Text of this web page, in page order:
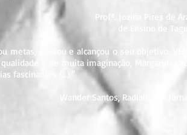
Profª. Jozina Pires de
de Ensino de
buscou e alcançou o seu objetivo.
e de muita imaginação, Margarida
fascinantes (...).”
Wander Santos, Radialista -